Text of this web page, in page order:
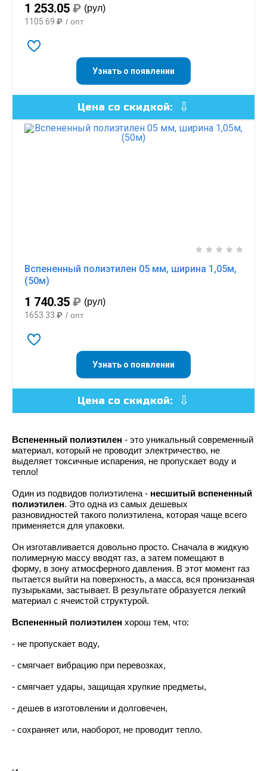
1 253.05 ₽ (рул)
1105.69 ₽ / опт
Узнать о появлении
Цена со скидкой:
Вспененный полиэтилен 05 мм, ширина 1,05м,
(50м)
1 740.35 ₽ (рул)
1653.33 ₽ / опт
Узнать о появлении
Цена со скидкой:
Вспененный полиэтилен - это уникальный современный
материал, который не проводит электричество, не
выделяет токсичные испарения, не пропускает воду и
тепло!
Один из подвидов полиэтилена - несшитый вспененный
полиэтилен. Это одна из самых дешевых
разновидностей такого полиэтилена, которая чаще всего
применяется для упаковки.
Он изготавливается довольно просто. Сначала в жидкую
полимерную массу вводят газ, а затем помещают в
форму, в зону атмосферного давления. В этот момент газ
пытается выйти на поверхность, а масса, вся пронизанная
пузырьками, застывает. В результате образуется легкий
материал с ячеистой структурой.
Вспененный полиэтилен хорош тем, что:
- не пропускает воду,
- смягчает вибрацию при перевозках,
- смягчает удары, защищая хрупкие предметы,
- дешев в изготовлении и долговечен,
- сохраняет или, наоборот, не проводит тепло.